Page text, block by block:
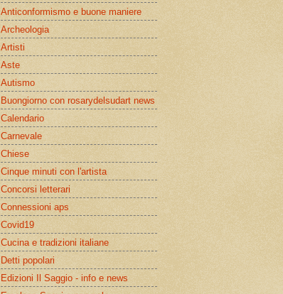
Anticonformismo e buone maniere
Archeologia
Artisti
Aste
Autismo
Buongiorno con rosarydelsudart news
Calendario
Carnevale
Chiese
Cinque minuti con l'artista
Concorsi letterari
Connessioni aps
Covid19
Cucina e tradizioni italiane
Detti popolari
Edizioni Il Saggio - info e news